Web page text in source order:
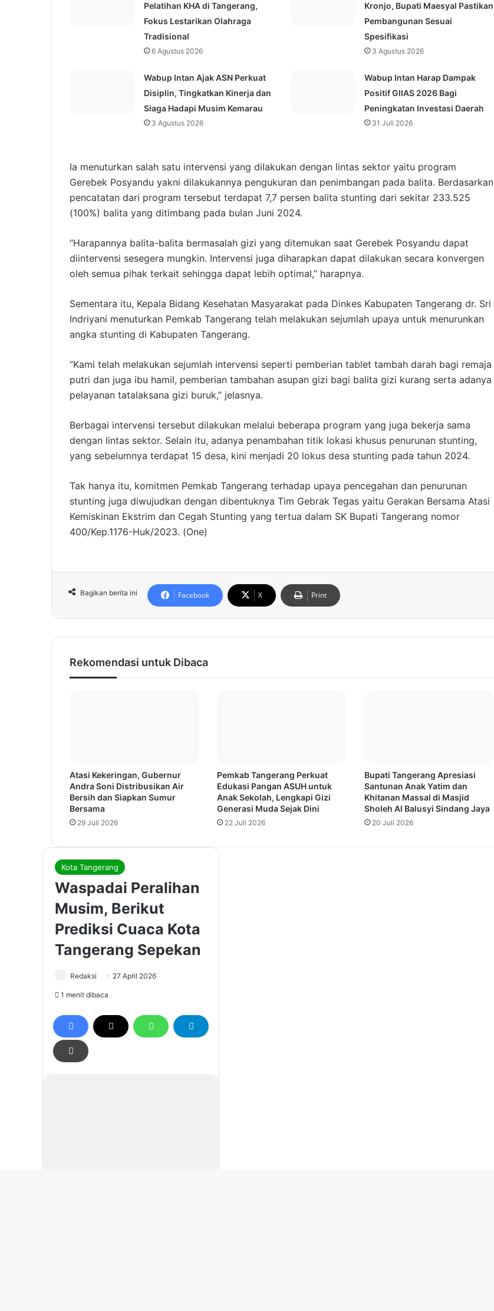
Pelatihan KHA di Tangerang,
Fokus Lestarikan Olahraga
Tradisional
6 Agustus 2026
Kronjo, Bupati Maesyal Pastikan
Pembangunan Sesuai
Spesifikasi
3 Agustus 2026
Wabup Intan Ajak ASN Perkuat
Disiplin, Tingkatkan Kinerja dan
Siaga Hadapi Musim Kemarau
3 Agustus 2026
Wabup Intan Harap Dampak
Positif GIIAS 2026 Bagi
Peningkatan Investasi Daerah
31 Juli 2026
Ia menuturkan salah satu intervensi yang dilakukan dengan lintas sektor yaitu program
Gerebek Posyandu yakni dilakukannya pengukuran dan penimbangan pada balita. Berdasarkan
pencatatan dari program tersebut terdapat 7,7 persen balita stunting dari sekitar 233.525
(100%) balita yang ditimbang pada bulan Juni 2024.
“Harapannya balita-balita bermasalah gizi yang ditemukan saat Gerebek Posyandu dapat
diintervensi sesegera mungkin. Intervensi juga diharapkan dapat dilakukan secara konvergen
oleh semua pihak terkait sehingga dapat lebih optimal,” harapnya.
Sementara itu, Kepala Bidang Kesehatan Masyarakat pada Dinkes Kabupaten Tangerang dr. Sri
Indriyani menuturkan Pemkab Tangerang telah melakukan sejumlah upaya untuk menurunkan
angka stunting di Kabupaten Tangerang.
“Kami telah melakukan sejumlah intervensi seperti pemberian tablet tambah darah bagi remaja
putri dan juga ibu hamil, pemberian tambahan asupan gizi bagi balita gizi kurang serta adanya
pelayanan tatalaksana gizi buruk,” jelasnya.
Berbagai intervensi tersebut dilakukan melalui beberapa program yang juga bekerja sama
dengan lintas sektor. Selain itu, adanya penambahan titik lokasi khusus penurunan stunting,
yang sebelumnya terdapat 15 desa, kini menjadi 20 lokus desa stunting pada tahun 2024.
Tak hanya itu, komitmen Pemkab Tangerang terhadap upaya pencegahan dan penurunan
stunting juga diwujudkan dengan dibentuknya Tim Gebrak Tegas yaitu Gerakan Bersama Atasi
Kemiskinan Ekstrim dan Cegah Stunting yang tertua dalam SK Bupati Tangerang nomor
400/Kep.1176-Huk/2023. (One)
Bagikan berita ini Facebook X Print
Rekomendasi untuk Dibaca
Atasi Kekeringan, Gubernur
Andra Soni Distribusikan Air
Bersih dan Siapkan Sumur
Bersama
29 Juli 2026
Pemkab Tangerang Perkuat
Edukasi Pangan ASUH untuk
Anak Sekolah, Lengkapi Gizi
Generasi Muda Sejak Dini
22 Juli 2026
Bupati Tangerang Apresiasi
Santunan Anak Yatim dan
Khitanan Massal di Masjid
Sholeh Al Balusyi Sindang Jaya
20 Juli 2026